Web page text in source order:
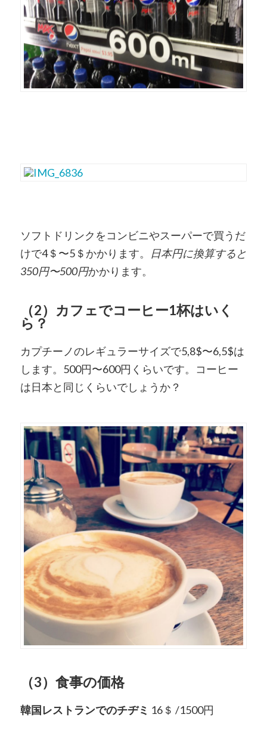
ソフトドリンクをコンビニやスーパーで買うだ
けで4＄〜5＄かかります。
日本円に換算すると
350円〜500円かかります。
（2）カフェでコーヒー1杯はいく
ら？
カプチーノのレギュラーサイズで5,8$〜6,5$は
します。500円〜600円くらいです。コーヒー
は日本と同じくらいでしょうか？
（3）食事の価格
韓国レストランでのチヂミ 16＄ /1500円